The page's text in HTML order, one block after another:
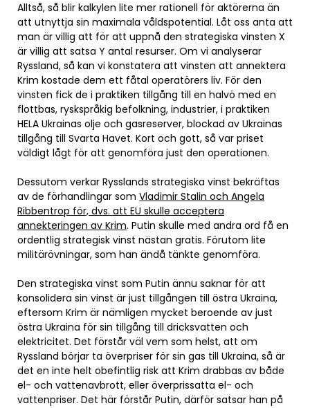
Alltså, så blir kalkylen lite mer rationell för aktörerna än
att utnyttja sin maximala våldspotential. Låt oss anta att
man är villig att för att uppnå den strategiska vinsten X
är villig att satsa Y antal resurser. Om vi analyserar
Ryssland, så kan vi konstatera att vinsten att annektera
Krim kostade dem ett fåtal operatörers liv. För den
vinsten fick de i praktiken tillgång till en halvö med en
flottbas, ryskspråkig befolkning, industrier, i praktiken
HELA Ukrainas olje och gasreserver, blockad av Ukrainas
tillgång till Svarta Havet. Kort och gott, så var priset
väldigt lågt för att genomföra just den operationen.
Dessutom verkar Rysslands strategiska vinst bekräftas
av de förhandlingar som Vladimir Stalin och Angela
Ribbentrop för, dvs. att EU skulle acceptera
annekteringen av Krim. Putin skulle med andra ord få en
ordentlig strategisk vinst nästan gratis. Förutom lite
militärövningar, som han ändå tänkte genomföra.
Den strategiska vinst som Putin ännu saknar för att
konsolidera sin vinst är just tillgången till östra Ukraina,
eftersom Krim är nämligen mycket beroende av just
östra Ukraina för sin tillgång till dricksvatten och
elektricitet. Det förstår väl vem som helst, att om
Ryssland börjar ta överpriser för sin gas till Ukraina, så är
det en inte helt obefintlig risk att Krim drabbas av både
el- och vattenavbrott, eller överprissatta el- och
vattenpriser. Det här förstår Putin, därför satsar han på